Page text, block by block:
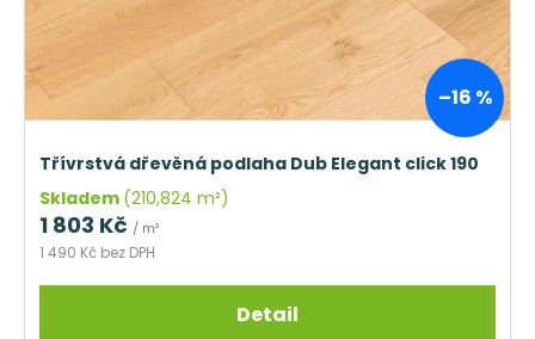
–16 %
Třívrstvá dřevěná podlaha Dub Elegant click 190
Skladem (210,824 m²)
1 490 Kč bez DPH
1 803 Kč / m²
Detail